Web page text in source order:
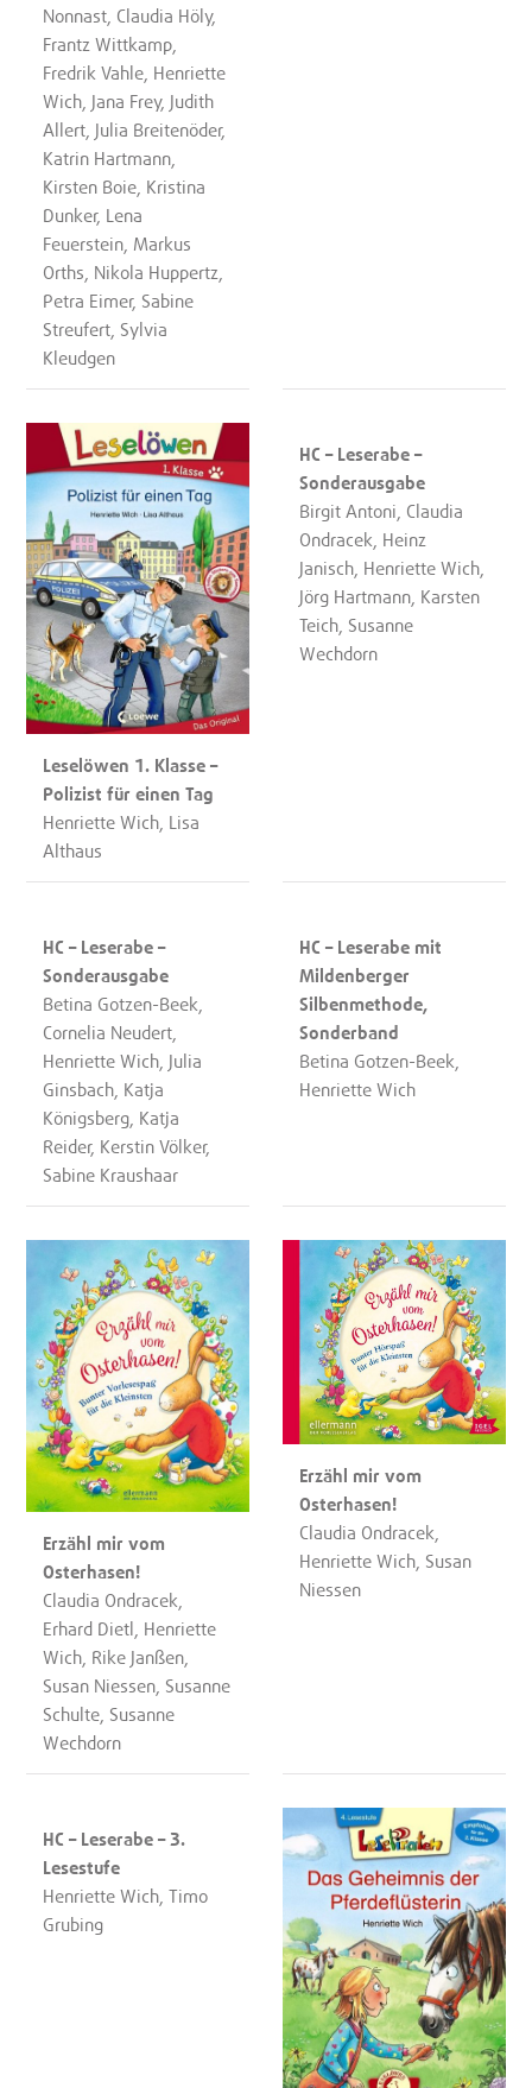
Nonnast, Claudia Höly,
Frantz Wittkamp,
Fredrik Vahle, Henriette
Wich, Jana Frey, Judith
Allert, Julia Breitenöder,
Katrin Hartmann,
Kirsten Boie, Kristina
Dunker, Lena
Feuerstein, Markus
Orths, Nikola Huppertz,
Petra Eimer, Sabine
Streufert, Sylvia
Kleudgen
Leselöwen 1. Klasse –
Polizist für einen Tag
Henriette Wich, Lisa
Althaus
HC – Leserabe –
Sonderausgabe
Birgit Antoni, Claudia
Ondracek, Heinz
Janisch, Henriette Wich,
Jörg Hartmann, Karsten
Teich, Susanne
Wechdorn
HC – Leserabe –
Sonderausgabe
Betina Gotzen-Beek,
Cornelia Neudert,
Henriette Wich, Julia
Ginsbach, Katja
Königsberg, Katja
Reider, Kerstin Völker,
Sabine Kraushaar
HC – Leserabe mit
Mildenberger
Silbenmethode,
Sonderband
Betina Gotzen-Beek,
Henriette Wich
Erzähl mir vom
Osterhasen!
Claudia Ondracek,
Erhard Dietl, Henriette
Wich, Rike Janßen,
Susan Niessen, Susanne
Schulte, Susanne
Wechdorn
Erzähl mir vom
Osterhasen!
Claudia Ondracek,
Henriette Wich, Susan
Niessen
HC – Leserabe – 3.
Lesestufe
Henriette Wich, Timo
Grubing